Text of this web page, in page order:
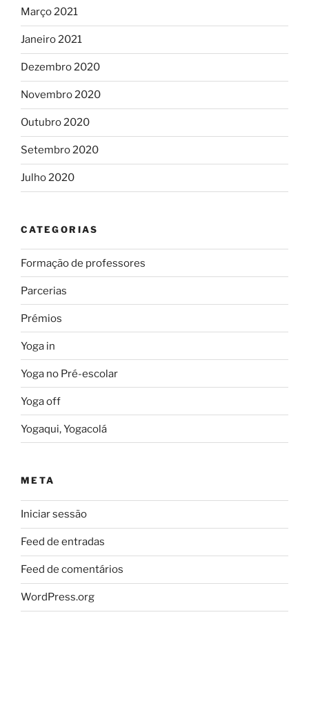
Março 2021
Janeiro 2021
Dezembro 2020
Novembro 2020
Outubro 2020
Setembro 2020
Julho 2020
CATEGORIAS
Formação de professores
Parcerias
Prémios
Yoga in
Yoga no Pré-escolar
Yoga off
Yogaqui, Yogacolá
META
Iniciar sessão
Feed de entradas
Feed de comentários
WordPress.org